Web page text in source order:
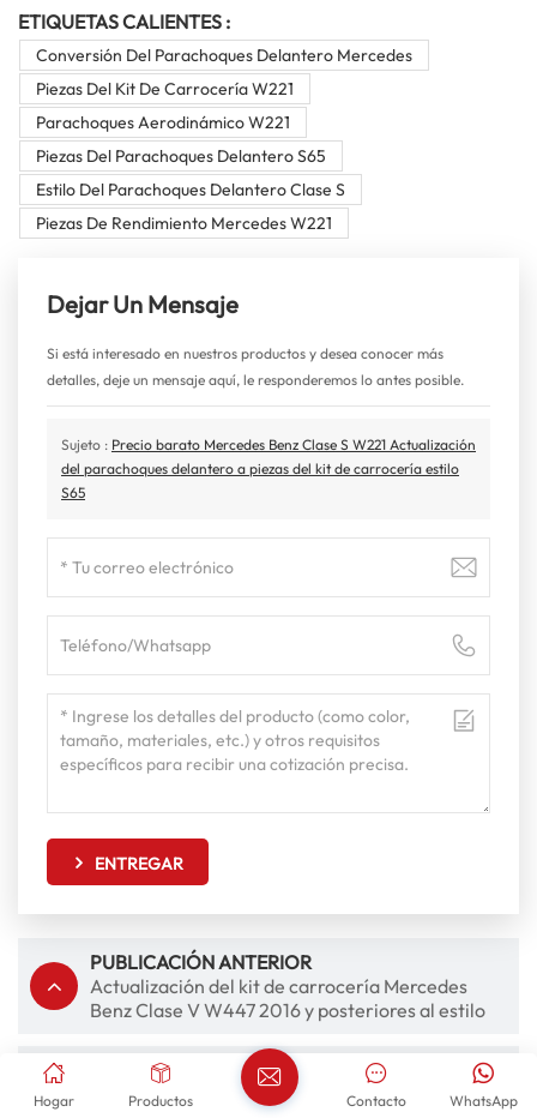
ETIQUETAS CALIENTES :
Conversión Del Parachoques Delantero Mercedes
Piezas Del Kit De Carrocería W221
Parachoques Aerodinámico W221
Piezas Del Parachoques Delantero S65
Estilo Del Parachoques Delantero Clase S
Piezas De Rendimiento Mercedes W221
Dejar Un Mensaje
Si está interesado en nuestros productos y desea conocer más
detalles, deje un mensaje aquí, le responderemos lo antes posible.
Sujeto : Precio barato Mercedes Benz Clase S W221 Actualización
del parachoques delantero a piezas del kit de carrocería estilo
S65
ENTREGAR
PUBLICACIÓN ANTERIOR
Actualización del kit de carrocería Mercedes
Benz Clase V W447 2016 y posteriores al estilo
SIGUIENTE PUBLICACIÓN
Mercedes Benz Clase C W205 C63 AMG Kit de
Hogar Productos WhatsApp
Contacto